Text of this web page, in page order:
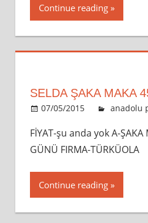
Continue reading
SELDA ŞAKA MAKA
07/05/2015 admin
anadolu
FİYAT-şu anda yok A-ŞAKA
GÜNÜ FIRMA-TÜRKÜOLA
Continue reading